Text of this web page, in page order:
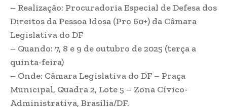
– Realização: Procuradoria Especial de Defesa dos
Direitos da Pessoa Idosa (Pro 60+) da Câmara
Legislativa do DF
– Quando: 7, 8 e 9 de outubro de 2025 (terça a
quinta-feira)
– Onde: Câmara Legislativa do DF – Praça
Municipal, Quadra 2, Lote 5 – Zona Cívico-
Administrativa, Brasília/DF.